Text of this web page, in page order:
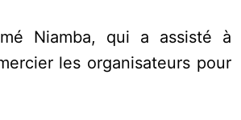
Niamba, qui a assisté à
les organisateurs pour